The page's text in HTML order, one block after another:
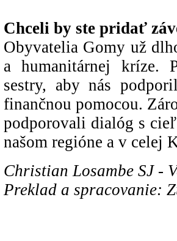
Chceli by ste pridať
Obyvatelia Gomy už
a humanitárnej kríze.
sestry, aby nás
finančnou pomocou.
podporovali dialóg s
našom regióne a v celej
Christian Losambe SJ -
Preklad a spracovanie: